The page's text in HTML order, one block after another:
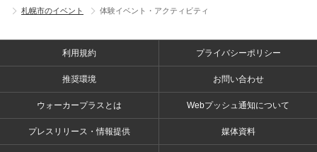
札幌市のイベント
体験イベント・アクティビティ
利用規約 プライバシーポリシー
推奨環境 お問い合わせ
ウォーカープラスとは Webプッシュ通知について
プレスリリース・情報提供 媒体資料